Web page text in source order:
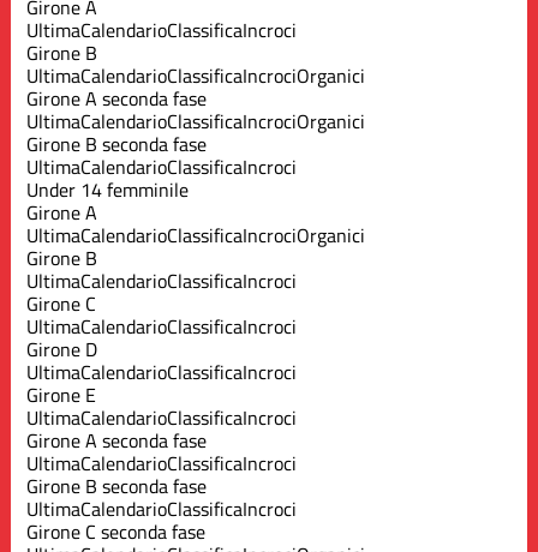
Girone A
UltimaCalendarioClassificaIncroci
Girone B
UltimaCalendarioClassificaIncrociOrganici
Girone A seconda fase
UltimaCalendarioClassificaIncrociOrganici
Girone B seconda fase
UltimaCalendarioClassificaIncroci
Under 14 femminile
Girone A
UltimaCalendarioClassificaIncrociOrganici
Girone B
UltimaCalendarioClassificaIncroci
Girone C
UltimaCalendarioClassificaIncroci
Girone D
UltimaCalendarioClassificaIncroci
Girone E
UltimaCalendarioClassificaIncroci
Girone A seconda fase
UltimaCalendarioClassificaIncroci
Girone B seconda fase
UltimaCalendarioClassificaIncroci
Girone C seconda fase